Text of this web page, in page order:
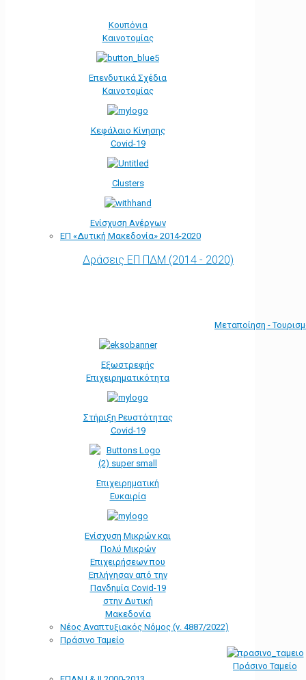
Κουπόνια
Καινοτομίας
Επενδυτικά Σχέδια
Καινοτομίας
Κεφάλαιο Κίνησης
Covid-19
Clusters
Ενίσχυση Ανέργων
ΕΠ «Δυτική Μακεδονία» 2014-2020
Δράσεις ΕΠ ΠΔΜ (2014 - 2020)
Μεταποίηση -
Εξωστρεφής
Επιχειρηματικότητα
Στήριξη Ρευστότητας
Covid-19
Επιχειρηματική
Ευκαιρία
Ενίσχυση Μικρών και
Πολύ Μικρών
Επιχειρήσεων που
Επλήγησαν από την
Πανδημία Covid-19
στην Δυτική
Μακεδονία
Νέος Αναπτυξιακός Νόμος (ν. 4887/2022)
Πράσινο Ταμείο
Πράσινο Ταμείο